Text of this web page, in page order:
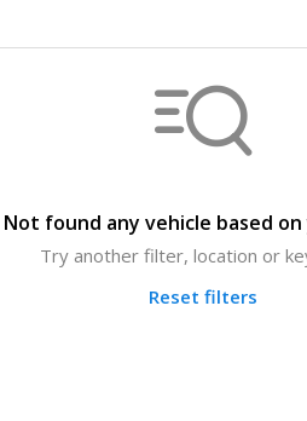
Not found any vehicle based
Try another filter, location or
Reset filters